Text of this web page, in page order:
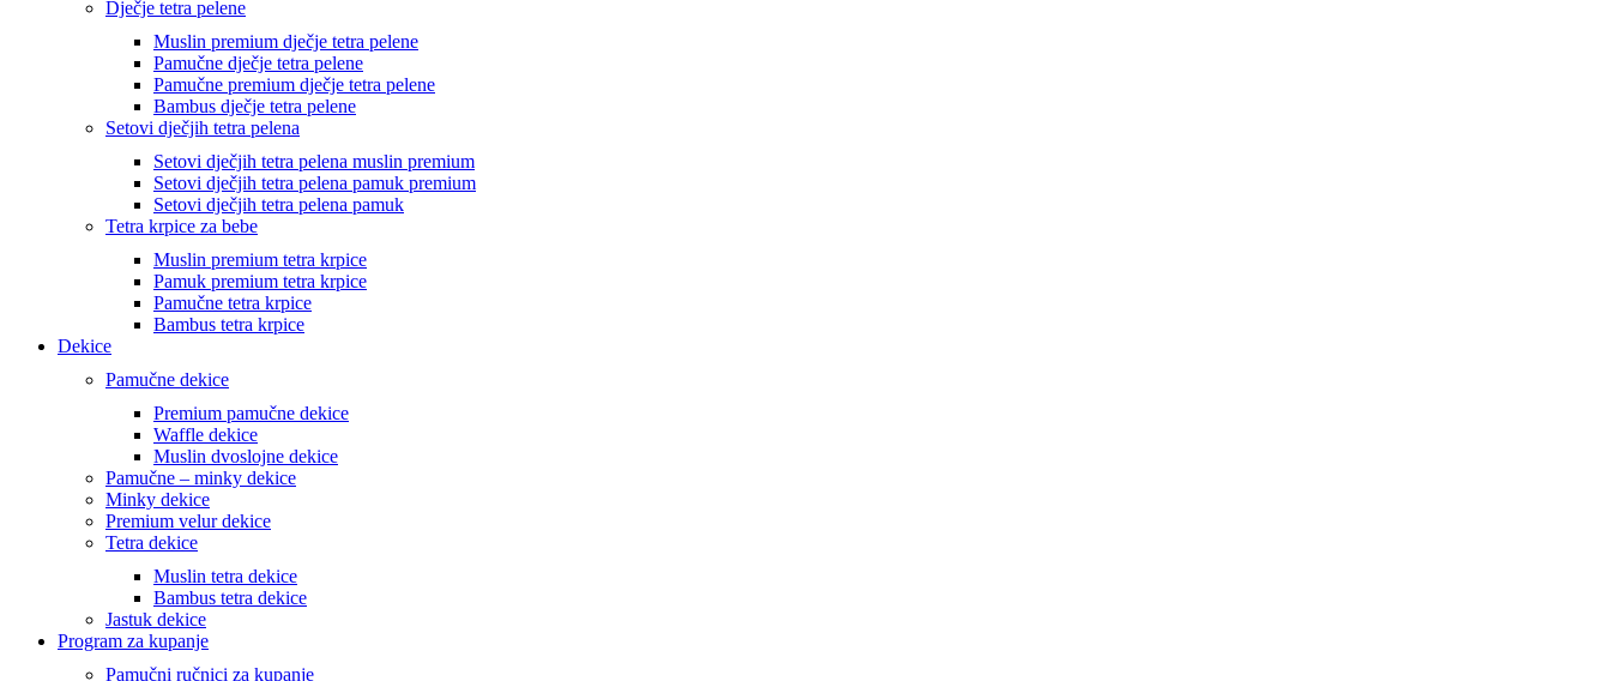
Dječje tetra pelene
Muslin premium dječje tetra pelene
Pamučne dječje tetra pelene
Pamučne premium dječje tetra pelene
Bambus dječje tetra pelene
Setovi dječjih tetra pelena
Setovi dječjih tetra pelena muslin premium
Setovi dječjih tetra pelena pamuk premium
Setovi dječjih tetra pelena pamuk
Tetra krpice za bebe
Muslin premium tetra krpice
Pamuk premium tetra krpice
Pamučne tetra krpice
Bambus tetra krpice
Dekice
Pamučne dekice
Premium pamučne dekice
Waffle dekice
Muslin dvoslojne dekice
Pamučne – minky dekice
Minky dekice
Premium velur dekice
Tetra dekice
Muslin tetra dekice
Bambus tetra dekice
Jastuk dekice
Program za kupanje
Pamučni ručnici za kupanje